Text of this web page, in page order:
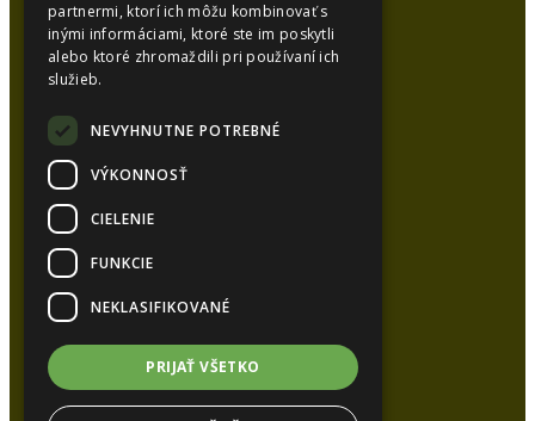
SYNCOL, s.r.o.
038 15 Karlová
www.pur-izolacie.sk
partnermi, ktorí ich môžu kombinovať s
inými informáciami, ktoré ste im poskytli
alebo ktoré zhromaždili pri používaní ich
služieb.
NEVYHNUTNE POTREBNÉ
VÝKONNOSŤ
CIELENIE
FUNKCIE
NEKLASIFIKOVANÉ
PRIJAŤ VŠETKO